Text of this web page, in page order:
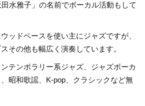
水雅子」の名前でボーカル活動もして
ッドベースを使い主にジャズですが、
その他も幅広く演奏しています。
テンポラリー系ジャズ、ジャズボーカ
昭和歌謡、K-pop、クラシックなど無